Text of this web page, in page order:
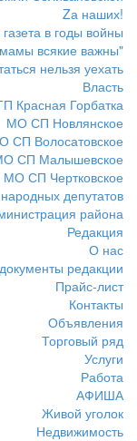
Zа наших!
в годы войны
всякие важны"
нельзя уехать
Власть
Красная Горбатка
МО СП Новлянское
СП Волосатовское
СП Малышевское
МО СП Чертковское
депутатов
района
Редакция
О нас
редакции
Прайс-лист
Контакты
Объявления
Торговый ряд
Услуги
Работа
АФИША
Живой уголок
Недвижимость